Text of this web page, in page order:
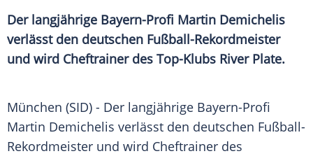
Der langjährige Bayern-Profi Martin Demichelis
verlässt den deutschen Fußball-Rekordmeister
und wird Cheftrainer des Top-Klubs River Plate.
München (SID) - Der langjährige Bayern-Profi
Martin Demichelis verlässt den deutschen Fußball-
Rekordmeister und wird Cheftrainer des